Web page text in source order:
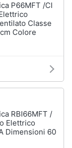
P66MFT /CI
Classe
Colore
RBI66MFT /
Elettrico
Dimensioni 60